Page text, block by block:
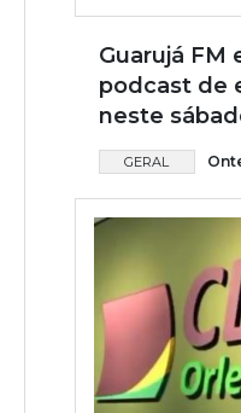
Guarujá FM
podcast de
neste
GERAL